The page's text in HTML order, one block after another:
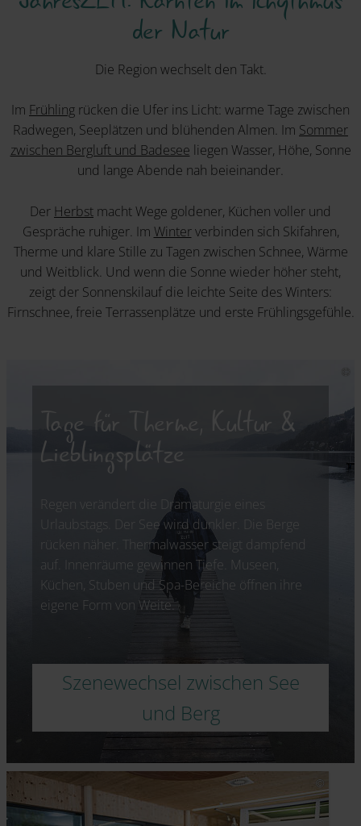
der Natur
Die Region wechselt den Takt.
Im Frühling rücken die Ufer ins Licht: warme Tage zwischen
Radwegen, Seeplätzen und blühenden Almen. Im Sommer
zwischen Bergluft und Badesee liegen Wasser, Höhe, Sonne
und lange Abende nah beieinander.
Der Herbst macht Wege goldener, Küchen voller und
Gespräche ruhiger. Im Winterverbinden sich Skifahren,
Therme und klare Stille zu Tagen zwischen Schnee, Wärme
und Weitblick. Und wenn die Sonne wieder höher steht,
zeigt der Sonnenskilauf die leichte Seite des Winters:
Firnschnee, freie Terrassenplätze und erste Frühlingsgefühle.
Tage für Therme, Kultur &
Lieblingsplätze
Regen verändert die Dramaturgie eines
Urlaubstags. Der See wird dunkler. Die Berge
rücken näher. Thermalwasser steigt dampfend
auf. Innenräume gewinnen Tiefe. Museen,
Küchen, Stuben und Spa-Bereiche öffnen ihre
eigene Form von Weite.
Szenewechsel zwischen See
und Berg